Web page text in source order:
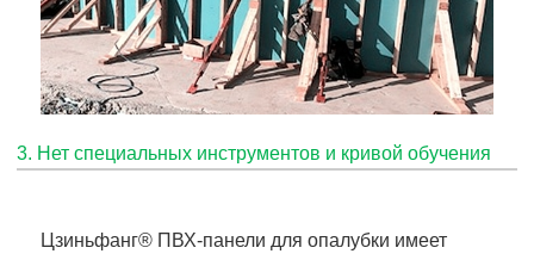
3. Нет специальных инструментов и кривой обучения
Цзиньфанг® ПВХ-панели для опалубки имеет